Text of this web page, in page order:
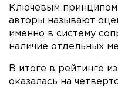
Ключевым принципом
авторы называют
именно в систему
наличие отдельных
В итоге в рейтинге
оказалась на